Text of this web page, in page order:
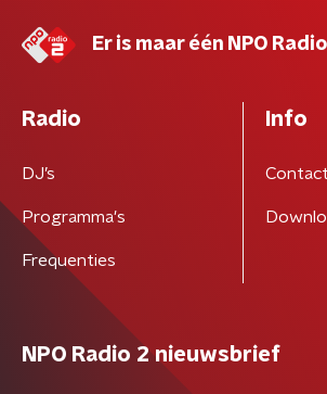
Er is maar één NPO
Radio
DJ’s
Programma's
Frequenties
Info
Contact
NPO Radio 2 nieuwsbrief